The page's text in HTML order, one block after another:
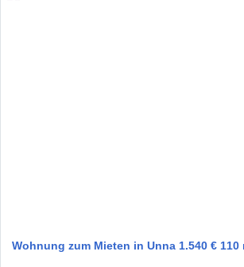
Wohnung zum Mieten in Unna 1.540 € 110